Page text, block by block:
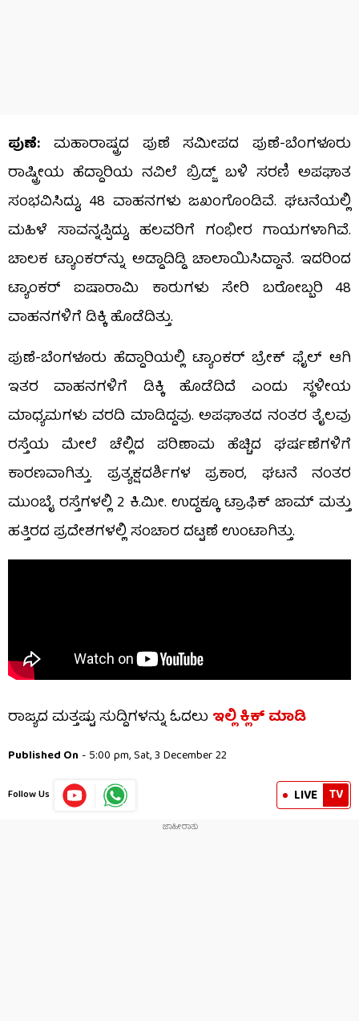
ಪುಣೆ: ಮಹಾರಾಷ್ಟ್ರದ ಪುಣೆ ಸಮೀಪದ ಪುಣೆ-ಬೆಂಗಳೂರು
ರಾಷ್ಟ್ರೀಯ ಹೆದ್ದಾರಿಯ ನವಿಲೆ ಬ್ರಿಡ್ಜ್‌ ಬಳಿ ಸರಣಿ ಅಪಘಾತ
ಸಂಭವಿಸಿದ್ದು, 48 ವಾಹನಗಳು ಜಖಂಗೊಂಡಿವೆ. ಘಟನೆಯಲ್ಲಿ
ಮಹಿಳೆ ಸಾವನ್ನಪ್ಪಿದ್ದು, ಹಲವರಿಗೆ ಗಂಭೀರ ಗಾಯಗಳಾಗಿವೆ.
ಚಾಲಕ ಟ್ಯಾಂಕರ್​​ನ್ನು ಅಡ್ಡಾದಿಡ್ಡಿ ಚಾಲಾಯಿಸಿದ್ದಾನೆ. ಇದರಿಂದ
ಟ್ಯಾಂಕರ್​ ಐಷಾರಾಮಿ ಕಾರುಗಳು ಸೇರಿ ಬರೋಬ್ಬರಿ 48
ವಾಹನಗಳಿಗೆ ಡಿಕ್ಕಿ ಹೊಡೆದಿತ್ತು.
ಪುಣೆ-ಬೆಂಗಳೂರು ಹೆದ್ದಾರಿಯಲ್ಲಿ ಟ್ಯಾಂಕರ್‌ ಬ್ರೇಕ್ ಫೈಲ್ ಆಗಿ
ಇತರ ವಾಹನಗಳಿಗೆ ಡಿಕ್ಕಿ ಹೊಡೆದಿದೆ ಎಂದು ಸ್ಥಳೀಯ
ಮಾಧ್ಯಮಗಳು ವರದಿ ಮಾಡಿದ್ದವು. ಅಪಘಾತದ ನಂತರ ತೈಲವು
ರಸ್ತೆಯ ಮೇಲೆ ಚೆಲ್ಲಿದ ಪರಿಣಾಮ ಹೆಚ್ಚಿದ ಘರ್ಷಣೆಗಳಿಗೆ
ಕಾರಣವಾಗಿತ್ತು. ಪ್ರತ್ಯಕ್ಷದರ್ಶಿಗಳ ಪ್ರಕಾರ, ಘಟನೆ ನಂತರ
ಮುಂಬೈ ರಸ್ತೆಗಳಲ್ಲಿ 2 ಕಿ.ಮೀ. ಉದ್ದಕ್ಕೂ ಟ್ರಾಫಿಕ್ ಜಾಮ್ ಮತ್ತು
ಹತ್ತಿರದ ಪ್ರದೇಶಗಳಲ್ಲಿ ಸಂಚಾರ ದಟ್ಟಣೆ ಉಂಟಾಗಿತ್ತು.
ರಾಜ್ಯದ ಮತ್ತಷ್ಟು ಸುದ್ದಿಗಳನ್ನು ಓದಲು ಇಲ್ಲಿ ಕ್ಲಿಕ್ ಮಾಡಿ
Published On - 5:00 pm, Sat, 3 December 22
Follow Us LIVE TV